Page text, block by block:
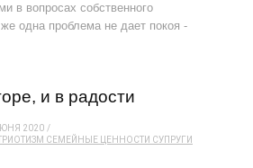
в вопросах собственного
одна проблема не дает покоя -
и в радости
2020
СЕМЕЙНЫЕ ЦЕННОСТИ СУПРУГИ